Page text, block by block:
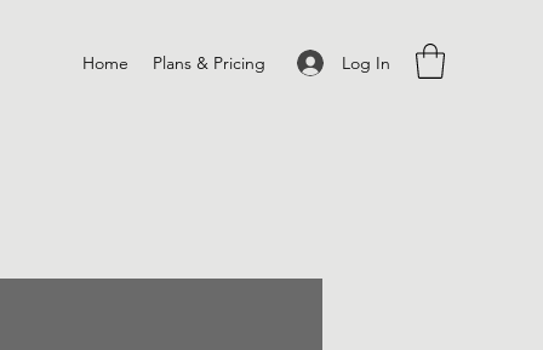
Log In
Home Plans & Pricing